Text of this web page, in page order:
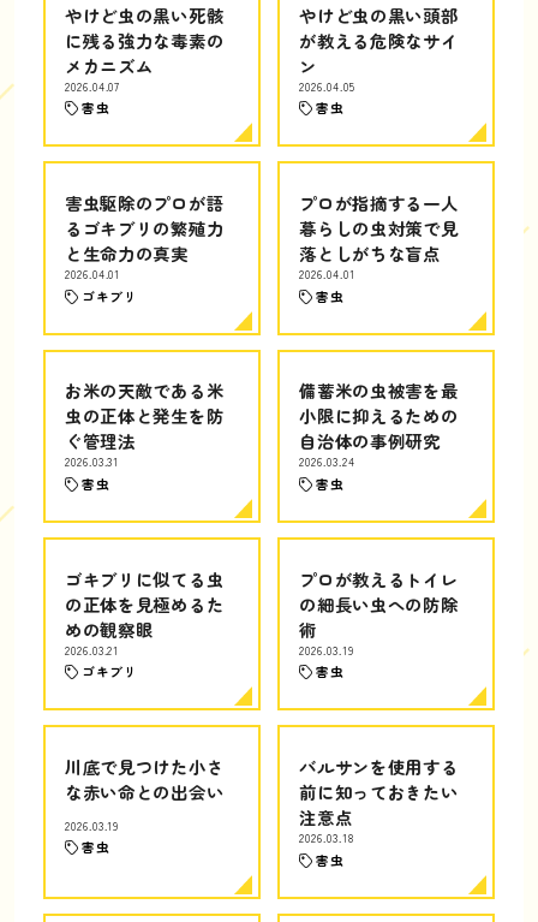
やけど虫の黒い死骸
に残る強力な毒素の
メカニズム
2026.04.07
害虫
やけど虫の黒い頭部
が教える危険なサイ
ン
2026.04.05
害虫
害虫駆除のプロが語
るゴキブリの繁殖力
と生命力の真実
2026.04.01
ゴキブリ
プロが指摘する一人
暮らしの虫対策で見
落としがちな盲点
2026.04.01
害虫
お米の天敵である米
虫の正体と発生を防
ぐ管理法
2026.03.31
害虫
備蓄米の虫被害を最
小限に抑えるための
自治体の事例研究
2026.03.24
害虫
ゴキブリに似てる虫
の正体を見極めるた
めの観察眼
2026.03.21
ゴキブリ
プロが教えるトイレ
の細長い虫への防除
術
2026.03.19
害虫
川底で見つけた小さ
な赤い命との出会い
2026.03.19
害虫
バルサンを使用する
前に知っておきたい
注意点
2026.03.18
害虫